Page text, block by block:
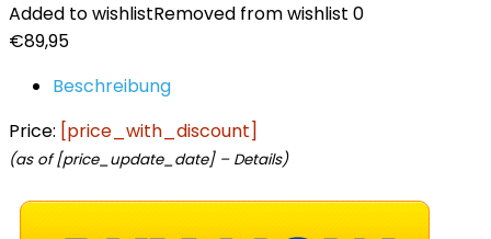
Added to wishlistRemoved from wishlist 0
€89,95
Beschreibung
Price: [price_with_discount]
(as of [price_update_date] – Details)